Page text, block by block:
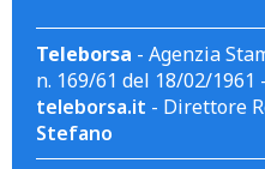
Teleborsa - Agenzia
n. 169/61 del 18/02/1961
teleborsa.it - Direttore
Stefano